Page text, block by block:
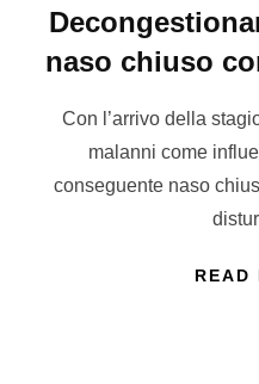
naso chiuso
Con l’arrivo della
malanni come
conseguente naso
READ